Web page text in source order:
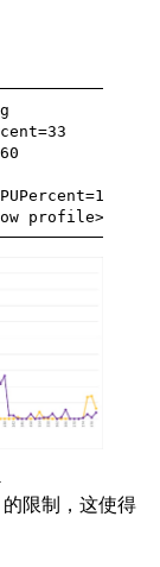
profile>
的限制，这使得